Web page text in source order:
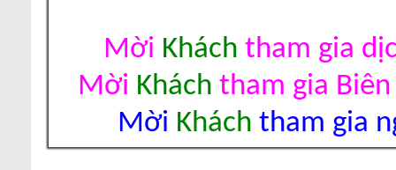
Mời Khách tham gia
Mời Khách tham gia
Mời Khách tham gia